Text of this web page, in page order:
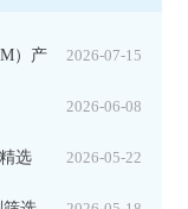
2026-07-15
）产
2026-06-08
2026-05-22
选